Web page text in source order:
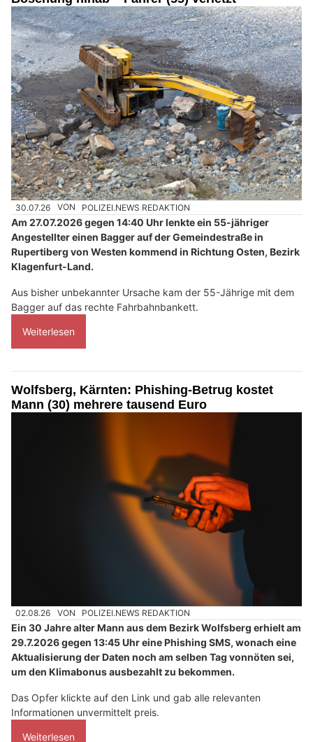
30.07.26 VON POLIZEI.NEWS REDAKTION
Am 27.07.2026 gegen 14:40 Uhr lenkte ein 55-jähriger
Angestellter einen Bagger auf der Gemeindestraße in
Rupertiberg von Westen kommend in Richtung Osten, Bezirk
Klagenfurt-Land.
Aus bisher unbekannter Ursache kam der 55-Jährige mit dem
Bagger auf das rechte Fahrbahnbankett.
Weiterlesen
Wolfsberg, Kärnten: Phishing-Betrug kostet
Mann (30) mehrere tausend Euro
02.08.26 VON POLIZEI.NEWS REDAKTION
Ein 30 Jahre alter Mann aus dem Bezirk Wolfsberg erhielt am
29.7.2026 gegen 13:45 Uhr eine Phishing SMS, wonach eine
Aktualisierung der Daten noch am selben Tag vonnöten sei,
um den Klimabonus ausbezahlt zu bekommen.
Das Opfer klickte auf den Link und gab alle relevanten
Informationen unvermittelt preis.
Weiterlesen